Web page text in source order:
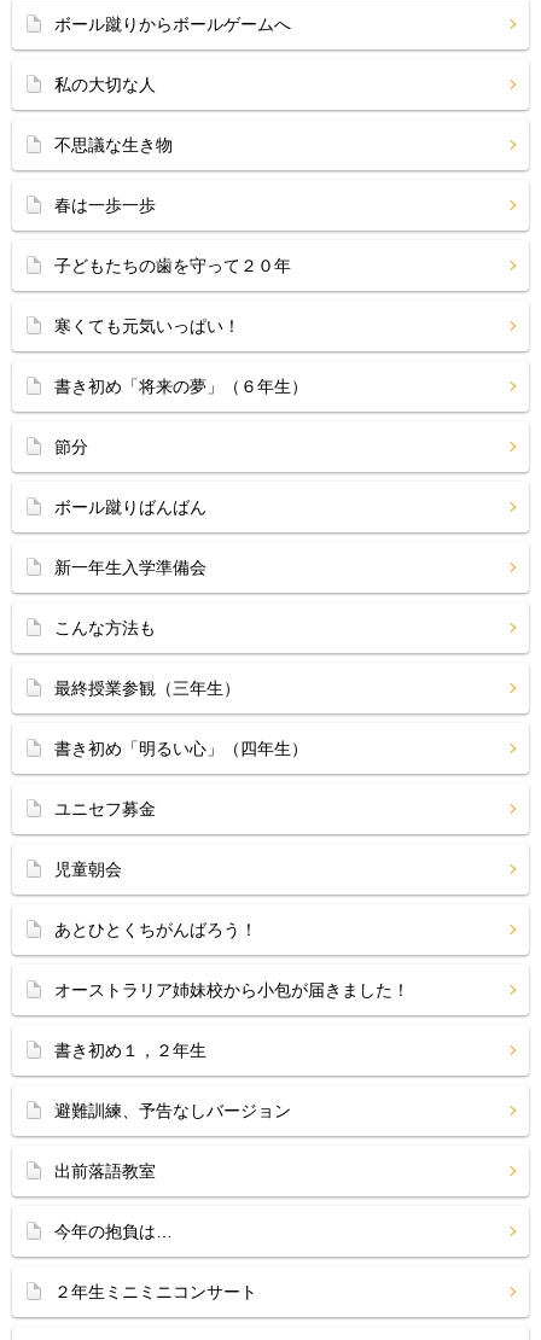
ボール蹴りからボールゲームへ
私の大切な人
不思議な生き物
春は一歩一歩
子どもたちの歯を守って２０年
寒くても元気いっぱい！
書き初め「将来の夢」（６年生）
節分
ボール蹴りばんばん
新一年生入学準備会
こんな方法も
最終授業参観（三年生）
書き初め「明るい心」（四年生）
ユニセフ募金
児童朝会
あとひとくちがんばろう！
オーストラリア姉妹校から小包が届きました！
書き初め１，２年生
避難訓練、予告なしバージョン
出前落語教室
今年の抱負は…
２年生ミニミニコンサート